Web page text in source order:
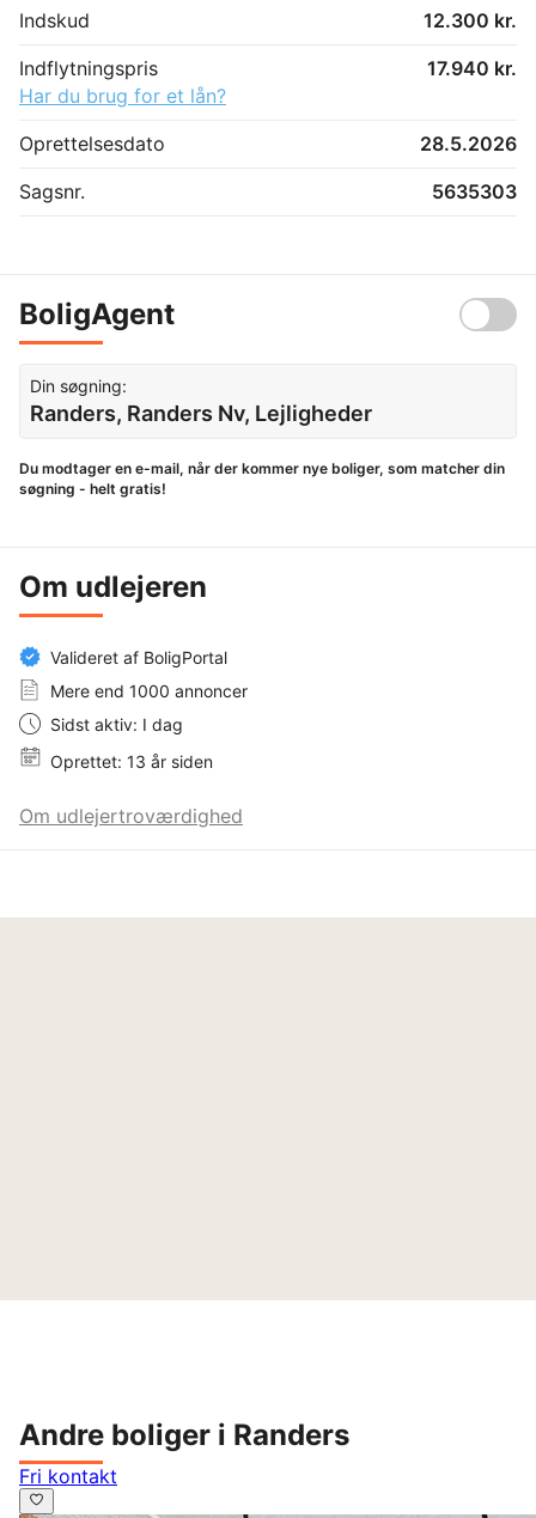
Indskud
12.300 kr.
Indflytningspris
17.940 kr.
Har du brug for et lån?
Oprettelsesdato
28.5.2026
Sagsnr.
5635303
BoligAgent
Din søgning:
Randers, Randers Nv, Lejligheder
Du modtager en e-mail, når der kommer nye boliger, som matcher din
søgning - helt gratis!
Om udlejeren
Valideret af BoligPortal
Mere end 1000 annoncer
Sidst aktiv: I dag
Oprettet: 13 år siden
Om udlejertroværdighed
Andre boliger i Randers
Fri kontakt